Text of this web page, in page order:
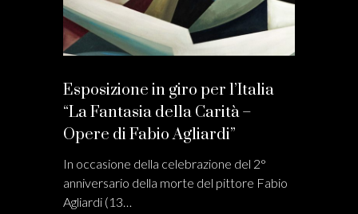
Esposizione in giro per l’Italia
“La Fantasia della Carità –
Opere di Fabio Agliardi”
In occasione della celebrazione del 2°
anniversario della morte del pittore Fabio
Agliardi (13…